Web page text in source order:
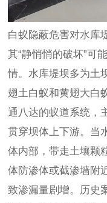
白蚁隐蔽危害对水库
其“静悄悄的破坏”可
情。水库堤坝多为土
翅土白蚁和黄翅大白
通八达的蚁道系统，
贯穿坝体上下游。当
体内部，带走土壤颗
体防渗体或截渗墙附
致渗漏量剧增。历史